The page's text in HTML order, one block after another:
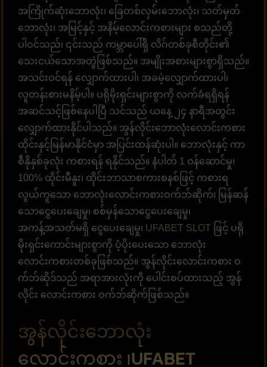
အကြိုက်ဆုံးဘောလုံး၊ ခြေတစ်လှမ်းဘောလုံး၊ သတ်မှတ်
ဘောလုံး၊ အမြင့်နှင့် အနိမ့်လောင်းကစားများ စသည်တို့
ပါဝင်သည်၊ ၎င်းသည် ကမ္ဘာပေါ်ရှိ လိဂ်တစ်ခုစီတိုင်း၏
သေးငယ်သောအတွဲဖြစ်သည်။ အမျိုးအစားများစွာရှိသည်။
အသင်းဝင်ရန် လျှောက်ထားပါ၊ အခမဲ့လျှောက်ထားပါ၊
လူတန်းစားမနိမ့်ပါ။ ပရိုမိုးရှင်းများစွာကို လက်ခံရရှိရန်
အဆင်သင့်ဖြစ်နေပါပြီ သင်သည် ယနေ့ ၂၄ နာရီအတွင်း
လျှောက်ထားနိုင်ပါသည်။ အွန်လိုင်းဘောလုံးလောင်းကစား
ထိုင်းနှင့်မြန်မာနိုင်ငံမှာ အပြင်းထန်ဆုံးပါ။ ဘောလုံးနှင့် ကာ
စီနိုနှစ်ခုလုံး ကစားရန် ရနိုင်သည်။ နံပါတ် 1 ဝန်ဆောင်မှု၊
100% ထိုင်းမီနူး၊ ထိုင်းဘာသာစကားစနစ်ဖြင့် ကစားရ
လွယ်ကူသော ဘောလုံးလောင်းကစားဝက်ဘ်ဆိုက်၊ မြန်ဆန်
သောငွေပေးချေမှု၊ စစ်မှန်သောငွေပေးချေမှု၊
အကန့်အသတ်မရှိ ငွေပေးချေမှု၊ UFABET SLOT ဖြင့် ပရို
မိုးရှင်းကောင်းများစွာကို ပံ့ပိုးပေးသော ဘောလုံး
လောင်းကစားတစ်ခုဖြစ်သည်။ အွန်လိုင်းလောင်းကစား ဝ
က်ဘ်ဆိုဒ်သည် အရာအားလုံးကို ပေါင်းစပ်ထားသည့် အွန်
လိုင်း လောင်းကစား ဝက်ဘ်ဆိုက်ဖြစ်သည်။
အွန်လိုင်းဘောလုံး
လောင်းကစား ၊UFABET